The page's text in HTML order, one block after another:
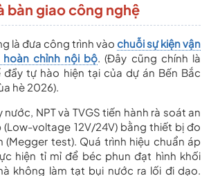
bàn giao công nghệ
là đưa công trình vào chuỗi sự kiện vận
chỉnh nội bộ. (Đây cũng chính là
tự hào hiện tại của dự án Bến Bắc
hè 2026).
NPT và TVGS tiến hành rà soát an
voltage 12V/24V) bằng thiết bị đo
(Megger test). Quá trình hiệu chuẩn áp
hiện tỉ mỉ để béc phun đạt hình khối
không làm tạt bụi nước ra lối đi dạo.